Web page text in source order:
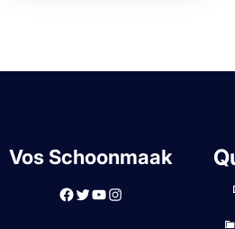
Vos Schoonmaak
Facebook Twitter YouTube Instagram